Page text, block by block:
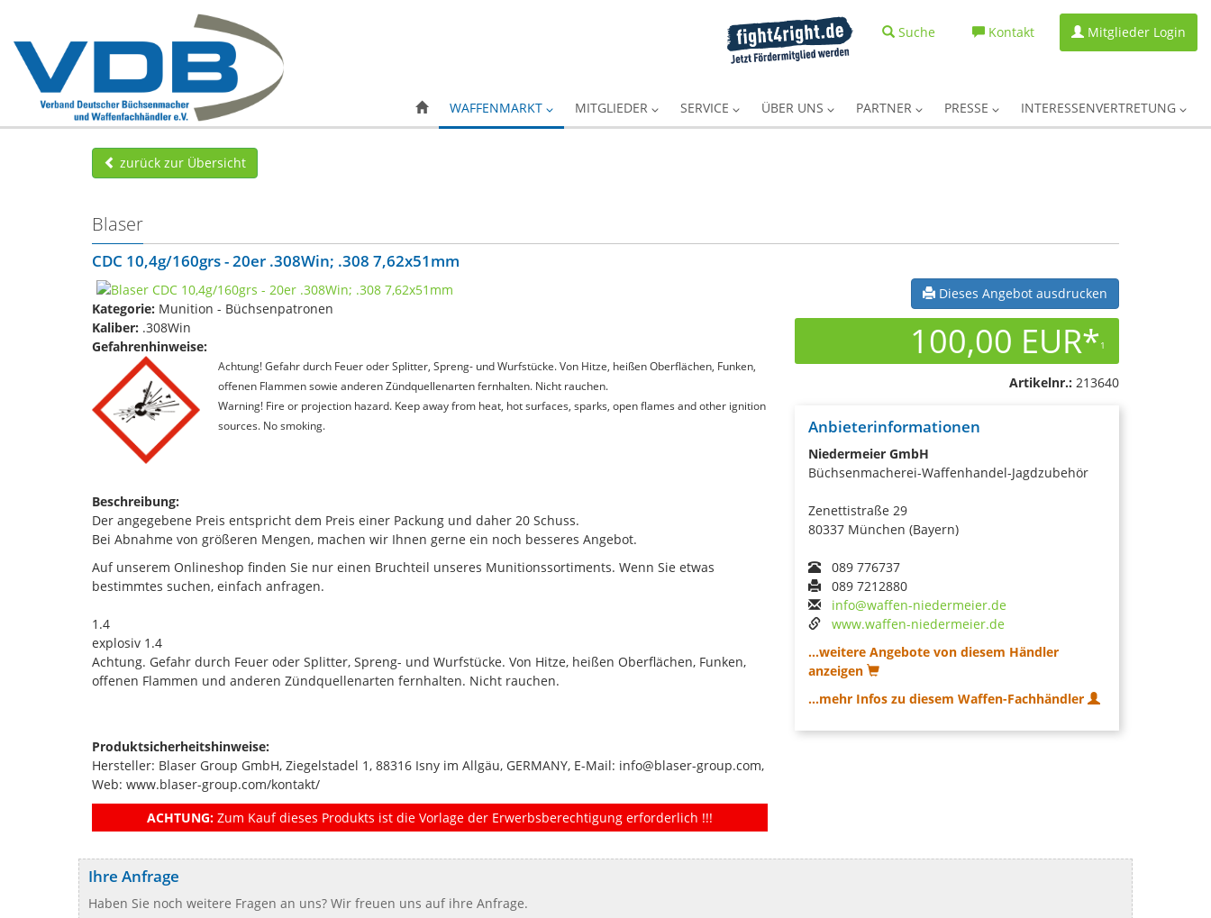
Suche Kontakt Mitglieder Login
WAFFENMARKT MITGLIEDER SERVICE ÜBER UNS PARTNER PRESSE INTERESSENVERTRETUNG
zurück zur Übersicht
Blaser
CDC 10,4g/160grs - 20er .308Win; .308 7,62x51mm
Kategorie: Munition - Büchsenpatronen
Kaliber: .308Win
Gefahrenhinweise:
Achtung! Gefahr durch Feuer oder Splitter, Spreng- und Wurfstücke. Von Hitze, heißen Oberflächen, Funken,
offenen Flammen sowie anderen Zündquellenarten fernhalten. Nicht rauchen.
Warning! Fire or projection hazard. Keep away from heat, hot surfaces, sparks, open flames and other ignition
sources. No smoking.
Beschreibung:
Der angegebene Preis entspricht dem Preis einer Packung und daher 20 Schuss.
Bei Abnahme von größeren Mengen, machen wir Ihnen gerne ein noch besseres Angebot.
Auf unserem Onlineshop finden Sie nur einen Bruchteil unseres Munitionssortiments. Wenn Sie etwas
bestimmtes suchen, einfach anfragen.
1.4
explosiv 1.4
Achtung. Gefahr durch Feuer oder Splitter, Spreng- und Wurfstücke. Von Hitze, heißen Oberflächen, Funken,
offenen Flammen und anderen Zündquellenarten fernhalten. Nicht rauchen.
Produktsicherheitshinweise:
Hersteller: Blaser Group GmbH, Ziegelstadel 1, 88316 Isny im Allgäu, GERMANY, E-Mail: info@blaser-group.com,
Web: www.blaser-group.com/kontakt/
ACHTUNG: Zum Kauf dieses Produkts ist die Vorlage der Erwerbsberechtigung erforderlich !!!
Dieses Angebot ausdrucken
100,00 EUR*1
Artikelnr.: 213640
Anbieterinformationen
Niedermeier GmbH
Büchsenmacherei-Waffenhandel-Jagdzubehör
Zenettistraße 29
80337 München (Bayern)
089 776737
089 7212880
info@waffen-niedermeier.de
www.waffen-niedermeier.de
...weitere Angebote von diesem Händler
anzeigen
...mehr Infos zu diesem Waffen-Fachhändler
Ihre Anfrage
Haben Sie noch weitere Fragen an uns? Wir freuen uns auf ihre Anfrage.